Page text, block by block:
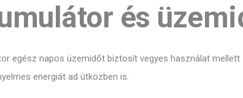
és
egész napos üzemidőt biztosít vegyes használat
energiát ad útközben is.